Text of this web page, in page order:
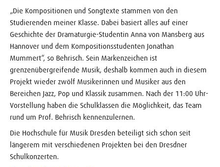
„Die Kompositionen und Songtexte stammen von den
Studierenden meiner Klasse. Dabei basiert alles auf einer
Geschichte der Dramaturgie-Studentin Anna von Mansberg aus
Hannover und dem Kompositionsstudenten Jonathan
Mummert“, so Behrisch. Sein Markenzeichen ist
grenzenübergreifende Musik, deshalb kommen auch in diesem
Projekt wieder zwölf Musikerinnen und Musiker aus den
Bereichen Jazz, Pop und Klassik zusammen. Nach der 11:00 Uhr-
Vorstellung haben die Schulklassen die Möglichkeit, das Team
rund um Prof. Behrisch kennenzulernen.
Die Hochschule für Musik Dresden beteiligt sich schon seit
längerem mit verschiedenen Projekten bei den Dresdner
Schulkonzerten.